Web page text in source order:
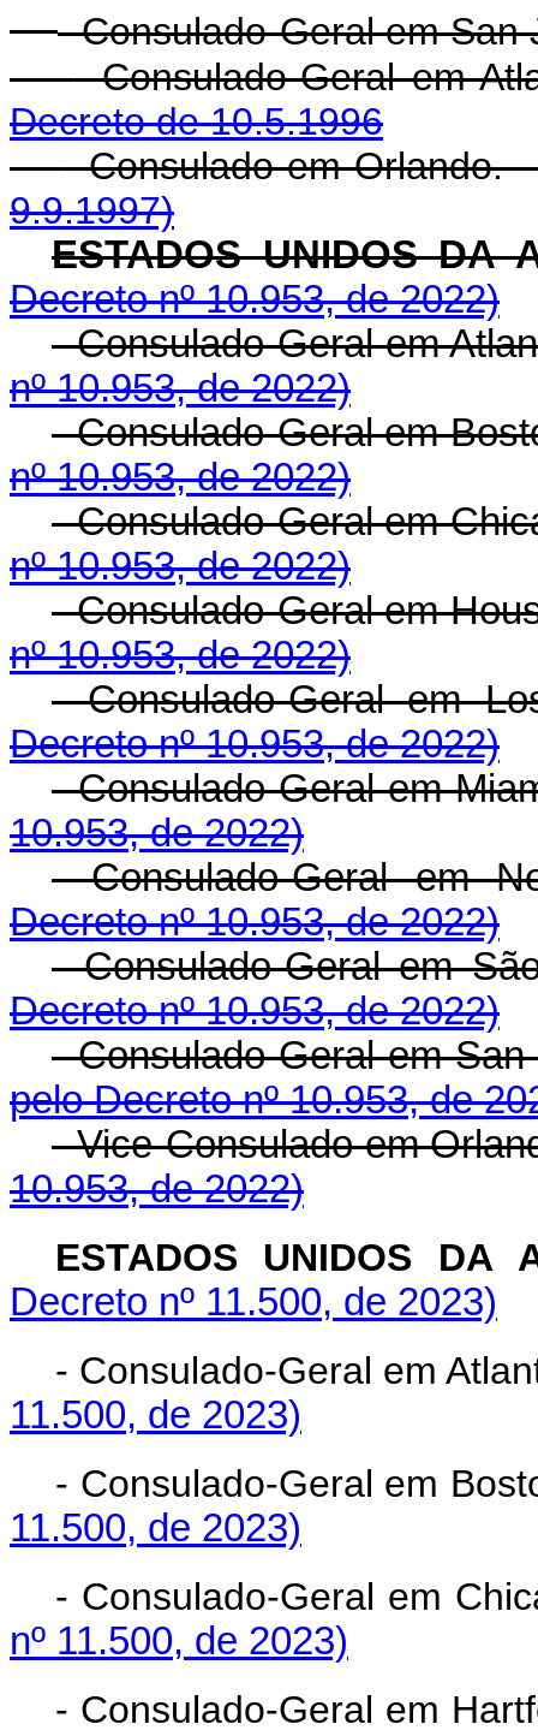
- Consulado-Geral em San
- Consulado-
Decreto de 10.5.1996
- Consulado em
9.9.1997)
ESTADOS UNIDOS DA
Decreto nº 10.953, de 2022)
- Consulado-Geral em
nº 10.953, de 2022)
- Consulado-Geral em
nº 10.953, de 2022)
- Consulado-Geral em
nº 10.953, de 2022)
- Consulado-Geral em
nº 10.953, de 2022)
- Consulado-Geral em
Decreto nº 10.953, de 2022)
- Consulado-Geral em
10.953, de 2022)
- Consulado-Geral
Decreto nº 10.953, de 2022)
- Consulado-Geral em
Decreto nº 10.953, de 2022)
- Consulado-Geral em
pelo Decreto nº 10.953, de
- Vice-Consulado em
10.953, de 2022)
ESTADOS UNIDOS DA
Decreto nº 11.500, de 2023)
- Consulado-Geral em
11.500, de 2023)
- Consulado-Geral em
11.500, de 2023)
- Consulado-Geral em
nº 11.500, de 2023)
- Consulado-Geral em